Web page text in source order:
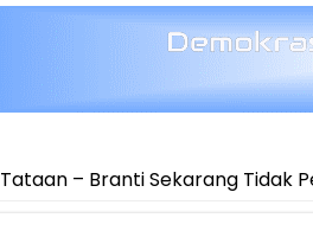
Tataan – Branti Sekarang Tidak